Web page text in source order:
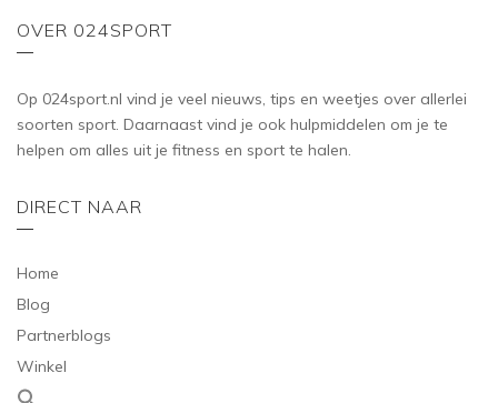
OVER 024SPORT
Op 024sport.nl vind je veel nieuws, tips en weetjes over allerlei
soorten sport. Daarnaast vind je ook hulpmiddelen om je te
helpen om alles uit je fitness en sport te halen.
DIRECT NAAR
Home
Blog
Partnerblogs
Winkel